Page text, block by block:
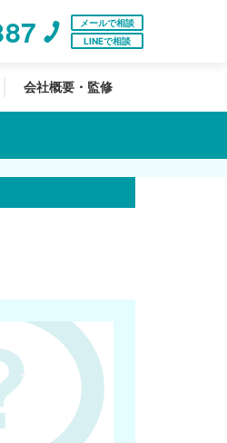
メールで相談
LINEで相談
会社概要・監修